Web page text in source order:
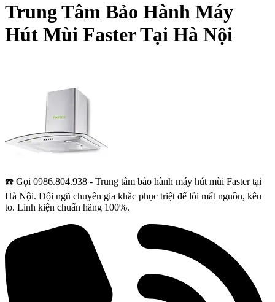
Trung Tâm Bảo Hành Máy
Hút Mùi Faster Tại Hà Nội
☎️ Gọi 0986.804.938 - Trung tâm bảo hành máy hút mùi Faster tại
Hà Nội. Đội ngũ chuyên gia khắc phục triệt để lỗi mất nguồn, kêu
to. Linh kiện chuẩn hãng 100%.